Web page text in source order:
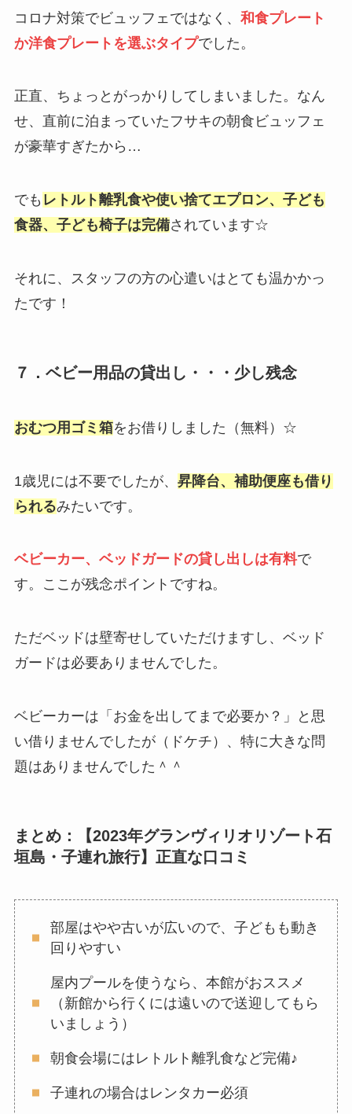
コロナ対策でビュッフェではなく、 和食プレート
か洋食プレートを選ぶタイプでした。
正直、ちょっとがっかりしてしまいました。なん
せ、直前に泊まっていたフサキの朝食ビュッフェ
が豪華すぎたから…
でも レトルト離乳食や使い捨てエプロン、子ども
食器、子ども椅子は完備されています☆
それに、スタッフの方の心遣いはとても温かかっ
たです！
７．ベビー用品の貸出し・・・少し残念
おむつ用ゴミ箱をお借りしました（無料）☆
1歳児には不要でしたが、 昇降台、補助便座も借り
られるみたいです。
ベビーカー、ベッドガードの貸し出しは有料で
す。ここが残念ポイントですね。
ただベッドは壁寄せしていただけますし、ベッド
ガードは必要ありませんでした。
ベビーカーは「お金を出してまで必要か？」と思
い借りませんでしたが（ドケチ）、特に大きな問
題はありませんでした＾＾
まとめ：【2023年グランヴィリオリゾート石
垣島・子連れ旅行】正直な口コミ
部屋はやや古いが広いので、子どもも動き
回りやすい
屋内プールを使うなら、本館がおススメ
（新館から行くには遠いので送迎してもら
いましょう）
朝食会場にはレトルト離乳食など完備♪
子連れの場合はレンタカー必須